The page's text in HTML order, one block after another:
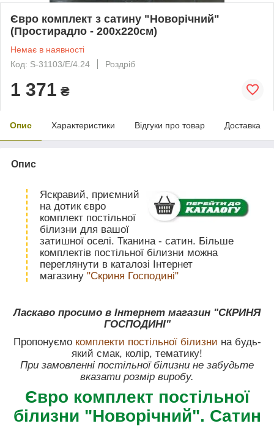
Євро комплект з сатину "Новорічний"
(Простирадло - 200х220см)
Немає в наявності
Код: S-31103/Е/4.24
Роздріб
1 371 ₴
Опис Характеристики Відгуки про товар Доставка
Опис
Яскравий, приємний
на дотик євро
комплект постільної
білизни для вашої
затишної оселі. Тканина - сатин. Більше
комплектів постільної білизни можна
переглянути в каталозі Інтернет
магазину "Скриня Господині"
Ласкаво просимо в Інтернет магазин "СКРИНЯ
ГОСПОДИНІ"
Пропонуємо комплекти постільної білизни на будь-
який смак, колір, тематику!
При замовленні постільної білизни не забудьте
вказати розмір виробу.
Євро комплект постільної
білизни "Новорічний". Сатин